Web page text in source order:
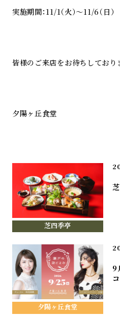
実施期間：11/1（火）～11/6（日）
皆様のご来店をお待ちしており
夕陽ヶ丘食堂
芝四季亭
夕陽ヶ丘食堂
9